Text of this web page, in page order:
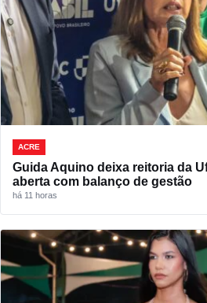
ACRE
Guida Aquino deixa reitoria da
aberta com balanço de gestão
há 11 horas